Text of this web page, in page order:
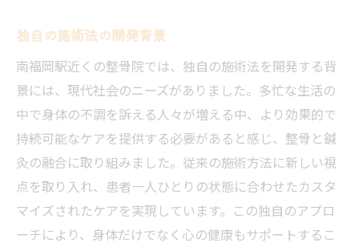
独自の施術法の開発背景
南福岡駅近くの整骨院では、独自の施術法を開発する背
景には、現代社会のニーズがありました。多忙な生活の
中で身体の不調を訴える人々が増える中、より効果的で
持続可能なケアを提供する必要があると感じ、整骨と鍼
灸の融合に取り組みました。従来の施術方法に新しい視
点を取り入れ、患者一人ひとりの状態に合わせたカスタ
マイズされたケアを実現しています。この独自のアプロ
ーチにより、身体だけでなく心の健康もサポートするこ